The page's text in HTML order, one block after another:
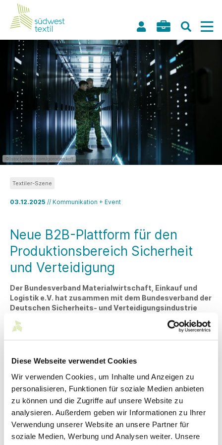
Diese Webseite verwendet Cookies
Wir verwenden Cookies, um Inhalte und Anzeigen zu
personalisieren, Funktionen für soziale Medien anbieten
zu können und die Zugriffe auf unsere Website zu
analysieren. Außerdem geben wir Informationen zu Ihrer
Verwendung unserer Website an unsere Partner für
soziale Medien, Werbung und Analysen weiter. Unsere
©Istockphoto.com/gorodenkoff
03.12.2025 // Kommunikation + Event
Textiler-Szene
Neue B2B-Plattform für den
Produktionsbereich Sicherheit
und Verteidigung
Der Bundesverband Materialwirtschaft, Einkauf und
Logistik e.V. hat zusammen mit dem Bundesverband der
Deutschen Sicherheits- und Verteidigungsindustrie
Bundeswirtschaftsministerium, eine B2B-Plattform
Sicherheits- und Verteidigungsindustrie mit
Industriepartnern vernetzen.
Links
Zur Plattform